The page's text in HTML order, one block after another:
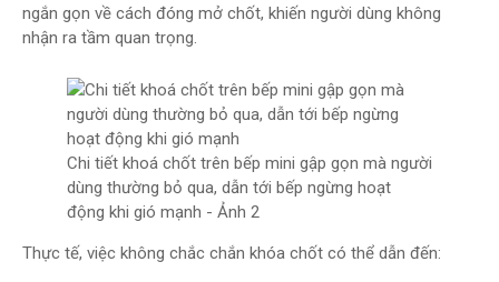
ngắn gọn về cách đóng mở chốt, khiến người dùng không
nhận ra tầm quan trọng.
Chi tiết khoá chốt trên bếp mini gập gọn mà người
dùng thường bỏ qua, dẫn tới bếp ngừng hoạt
động khi gió mạnh - Ảnh 2
Thực tế, việc không chắc chắn khóa chốt có thể dẫn đến: